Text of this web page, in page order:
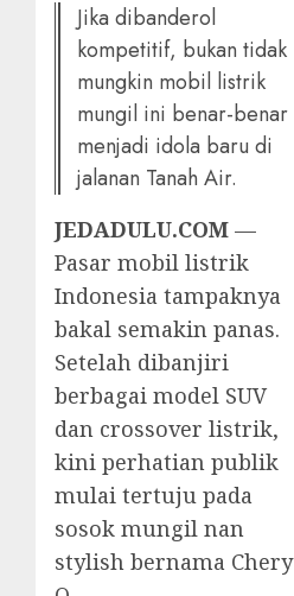
Jika dibanderol
kompetitif, bukan tidak
mungkin mobil listrik
mungil ini benar-benar
menjadi idola baru di
jalanan Tanah Air.
JEDADULU.COM —
Pasar mobil listrik
Indonesia tampaknya
bakal semakin panas.
Setelah dibanjiri
berbagai model SUV
dan crossover listrik,
kini perhatian publik
mulai tertuju pada
sosok mungil nan
stylish bernama Chery